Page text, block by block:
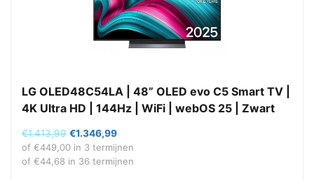
LG OLED48C54LA | 48” OLED evo C5 Smart TV |
4K Ultra HD | 144Hz | WiFi | webOS 25 | Zwart
€1.413,99 Oorspronkelijke
prijs
was:
€1.346,99Huidige
prijs
is:
of €449,00 in 3 termijnen
of €44,68 in 36 termijnen